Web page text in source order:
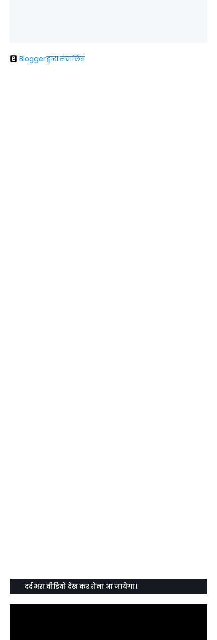
Blogger द्वारा संचालित
दर्द भरा वीडियो देख कर रोना आ जायेगा।